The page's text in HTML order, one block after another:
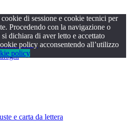
e carta da lettera
di sessione e cookie tecnici per
Procedendo con la navigazione o
dichiara di aver letto e accettato
policy acconsentendo all’utilizzo
policy